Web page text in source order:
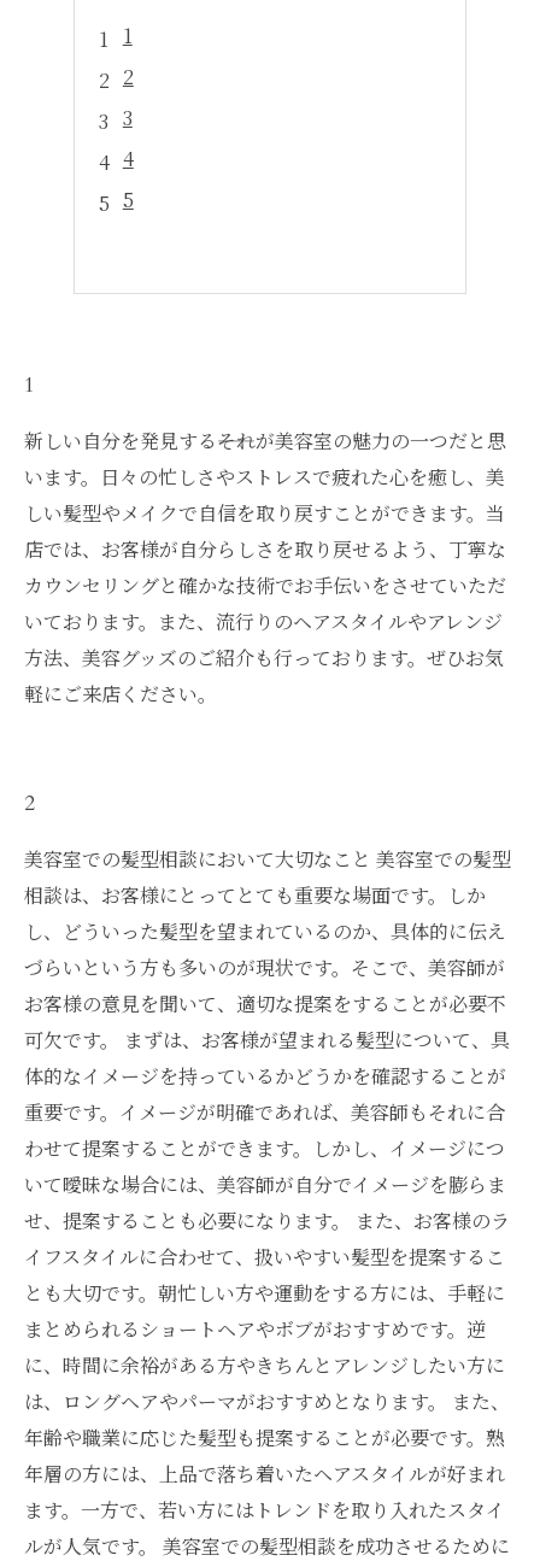
1
2
3
4
5
1
新しい自分を発見する――それが美容室の魅力の一つだと思
います。日々の忙しさやストレスで疲れた心を癒し、美
しい髪型やメイクで自信を取り戻すことができます。当
店では、お客様が自分らしさを取り戻せるよう、丁寧な
カウンセリングと確かな技術でお手伝いをさせていただ
いております。また、流行りのヘアスタイルやアレンジ
方法、美容グッズのご紹介も行っております。ぜひお気
軽にご来店ください。
2
美容室での髪型相談において大切なこと 美容室での髪型
相談は、お客様にとってとても重要な場面です。しか
し、どういった髪型を望まれているのか、具体的に伝え
づらいという方も多いのが現状です。そこで、美容師が
お客様の意見を聞いて、適切な提案をすることが必要不
可欠です。 まずは、お客様が望まれる髪型について、具
体的なイメージを持っているかどうかを確認することが
重要です。イメージが明確であれば、美容師もそれに合
わせて提案することができます。しかし、イメージにつ
いて曖昧な場合には、美容師が自分でイメージを膨らま
せ、提案することも必要になります。 また、お客様のラ
イフスタイルに合わせて、扱いやすい髪型を提案するこ
とも大切です。朝忙しい方や運動をする方には、手軽に
まとめられるショートヘアやボブがおすすめです。逆
に、時間に余裕がある方やきちんとアレンジしたい方に
は、ロングヘアやパーマがおすすめとなります。 また、
年齢や職業に応じた髪型も提案することが必要です。熟
年層の方には、上品で落ち着いたヘアスタイルが好まれ
ます。一方で、若い方にはトレンドを取り入れたスタイ
ルが人気です。 美容室での髪型相談を成功させるために